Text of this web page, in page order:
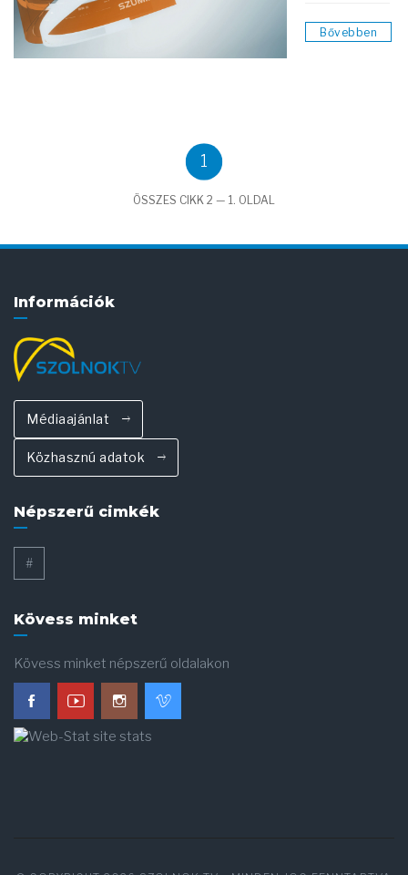
Bővebben
1
ÖSSZES CIKK 2 — 1. OLDAL
Információk
Médiaajánlat
Közhasznú adatok
Népszerű cimkék
#
Kövess minket
Kövess minket népszerű oldalakon